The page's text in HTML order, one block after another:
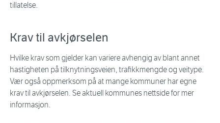
tillatelse.
Krav til avkjørselen
Hvilke krav som gjelder kan variere avhengig av blant annet
hastigheten på tilknytningsveien, trafikkmengde og veitype.
Vær også oppmerksom på at mange kommuner har egne
krav til avkjørselen. Se aktuell kommunes nettside for mer
informasjon.